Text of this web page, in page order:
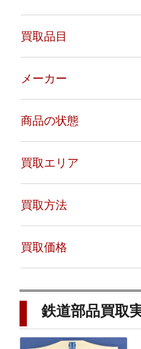
買取品目
メーカー
商品の状態
買取エリア
買取方法
買取価格
鉄道部品買取